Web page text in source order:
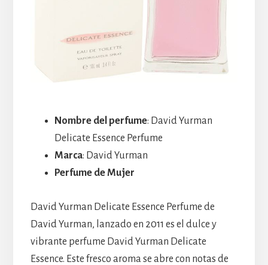
Nombre del perfume: David Yurman
Delicate Essence Perfume
Marca: David Yurman
Perfume de Mujer
David Yurman Delicate Essence Perfume de
David Yurman, lanzado en 2011 es el dulce y
vibrante perfume David Yurman Delicate
Essence. Este fresco aroma se abre con notas de